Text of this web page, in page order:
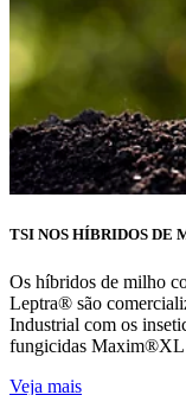
TSI NOS HÍBRIDOS DE
Os híbridos de milho
Leptra® são
Industrial com os
fungicidas Maxim®XL
Veja mais